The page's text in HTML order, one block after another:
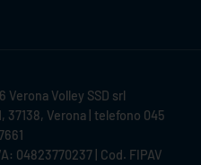
Volley SSD srl
37138, Verona | telefono 045
04823770237 | Cod. FIPAV